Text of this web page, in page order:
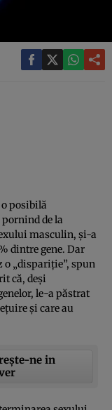
posibilă
de la
masculin, şi-a
dintre gene. Dar
„dispariţie”, spun
că, deşi
le-a păstrat
şi care au
ne in